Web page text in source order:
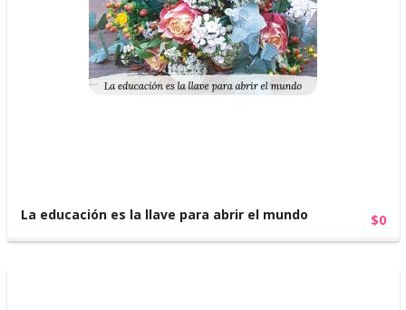
La educación es la llave para abrir el mundo $0